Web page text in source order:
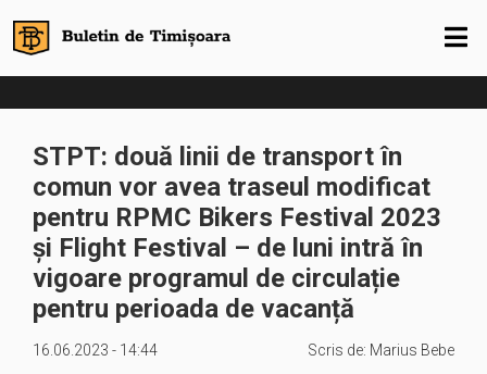
STPT: două linii de transport în
comun vor avea traseul modificat
pentru RPMC Bikers Festival 2023
și Flight Festival – de luni intră în
vigoare programul de circulație
pentru perioada de vacanță
16.06.2023 - 14:44 Scris de: Marius Bebe